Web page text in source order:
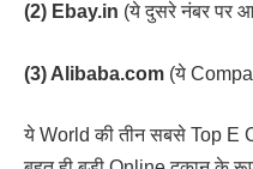
(2) Ebay.in (ये दुसरे नंबर पर
(3) Alibaba.com (ये
ये World की तीन सबसे Top E